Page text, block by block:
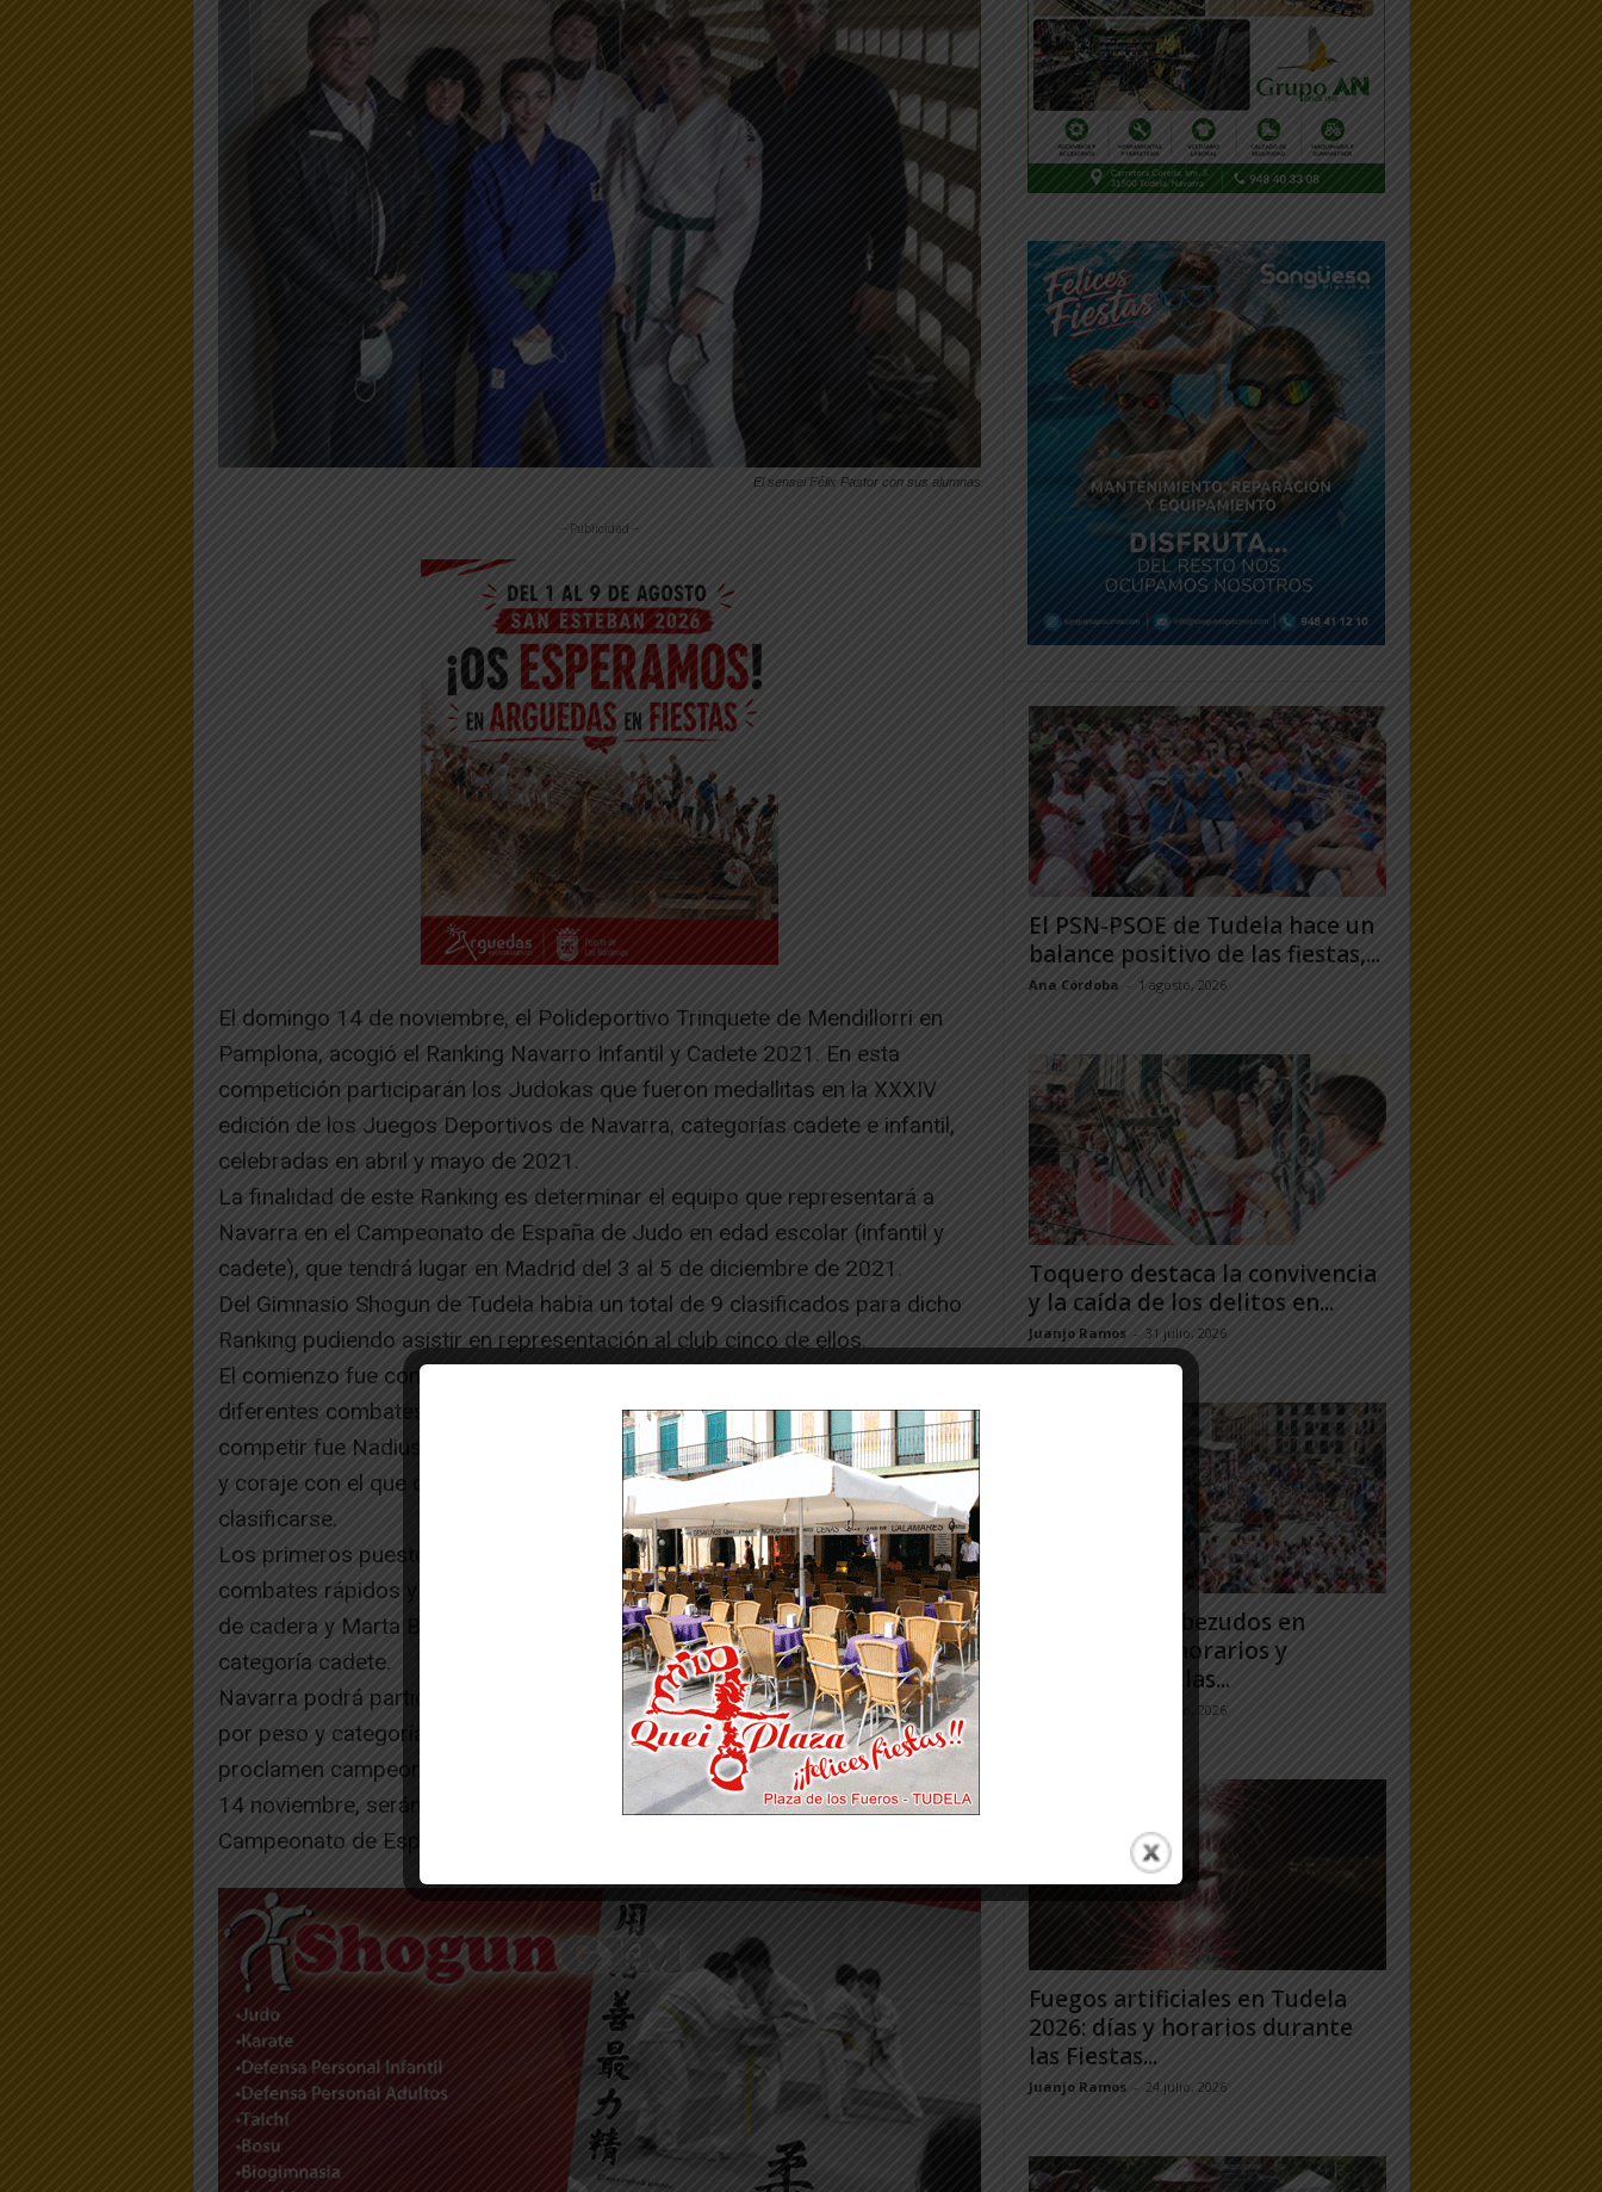
El sensei Félix Pastor con sus alumnas
-- Publicidad --
El domingo 14 de noviembre, el Polideportivo Trinquete de Mendillorri en
Pamplona, acogió el Ranking Navarro Infantil y Cadete 2021. En esta
competición participarán los Judokas que fueron medallitas en la XXXIV
edición de los Juegos Deportivos de Navarra, categorías cadete e infantil,
celebradas en abril y mayo de 2021.
La finalidad de este Ranking es determinar el equipo que representará a
Navarra en el Campeonato de España de Judo en edad escolar (infantil y
cadete), que tendrá lugar en Madrid del 3 al 5 de diciembre de 2021.
Del Gimnasio Shogun de Tudela había un total de 9 clasificados para dicho
Ranking pudiendo asistir en representación al club cinco de ellos.
El comienzo fue con Iker Martínez y con Iosu Bea, que tras realizar
diferentes combates, no pudieron acceder a podium. La siguiente judoka en
competir fue Nadiuska Aznar, de la sede de Cintruénigo. Destacar las ganas
y coraje con el que competían nuestros judocas riberos aun no pudiendo
clasificarse.
Los primeros puestos vinieron de la mano de Lucia Matute que realizó unos
combates rápidos y contundentes con máxima puntuación con su técnica
de cadera y Marta Beorlegui que representó al club en menos de 44 Kg en
categoría cadete.
Navarra podrá participar en el Campeonato Nacional con un representante
por peso y categoría (16 infantiles + 16 cadetes). Aquellos Judokas que se
proclamen campeones de su categoría de peso en el Ranking Navarro del
14 noviembre, serán quienes viajen a Madrid para participar en el
Campeonato de España de Judo Infantil y Cadete 2021.
El PSN-PSOE de Tudela hace un
balance positivo de las fiestas,...
Ana Córdoba - 1 agosto, 2026
Toquero destaca la convivencia
y la caída de los delitos en...
Juanjo Ramos - 31 julio, 2026
Gigantes y Cabezudos en
Tudela 2026: horarios y
recorridos en las...
25 julio, 2026
Fuegos artificiales en Tudela
2026: días y horarios durante
las Fiestas...
Juanjo Ramos - 24 julio, 2026